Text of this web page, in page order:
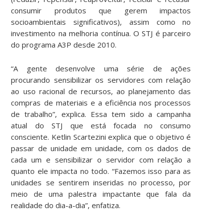
consumir produtos que gerem impactos
socioambientais significativos), assim como no
investimento na melhoria contínua. O STJ é parceiro
do programa A3P desde 2010.
“A gente desenvolve uma série de ações
procurando sensibilizar os servidores com relação
ao uso racional de recursos, ao planejamento das
compras de materiais e a eficiência nos processos
de trabalho”, explica. Essa tem sido a campanha
atual do STJ que está focada no consumo
consciente. Ketlin Scartezini explica que o objetivo é
passar de unidade em unidade, com os dados de
cada um e sensibilizar o servidor com relação a
quanto ele impacta no todo. “Fazemos isso para as
unidades se sentirem inseridas no processo, por
meio de uma palestra impactante que fala da
realidade do dia-a-dia”, enfatiza.